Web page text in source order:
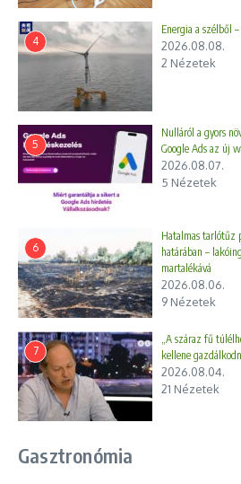
4
Energia a szélből
2026.08.08.
2 Nézetek
5
Nulláról a gyors
Google Ads az új
2026.08.07.
5 Nézetek
6
Hatalmas tarlótűz
határában –
martalékává
2026.08.06.
9 Nézetek
7
„A száraz fű
kellene
2026.08.04.
21 Nézetek
Gasztronómia